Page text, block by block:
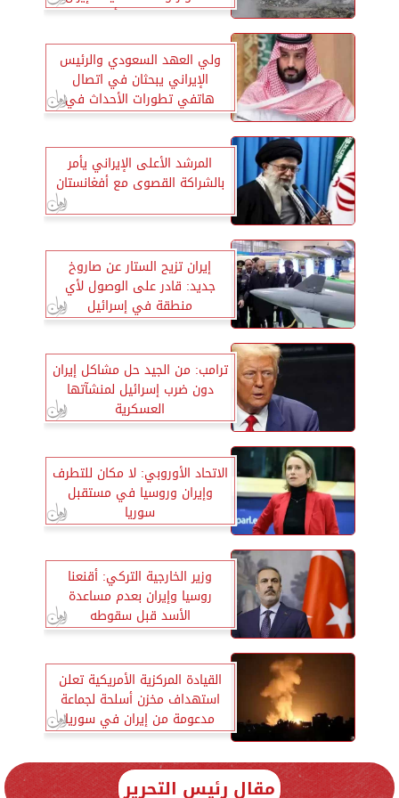
دعمت خطة 7 أكتوبر
ولي العهد السعودي والرئيس
الإيراني يبحثان في اتصال
هاتفي تطورات الأحداث في
المنطقة
المرشد الأعلى الإيراني يأمر
بالشراكة القصوى مع أفغانستان
إيران تزيح الستار عن صاروخ
جديد: قادر على الوصول لأي
منطقة في إسرائيل
ترامب: من الجيد حل مشاكل إيران
دون ضرب إسرائيل لمنشآتها
العسكرية
الاتحاد الأوروبي: لا مكان للتطرف
وإيران وروسيا في مستقبل
سوريا
وزير الخارجية التركي: أقنعنا
روسيا وإيران بعدم مساعدة
الأسد قبل سقوطه
القيادة المركزية الأمريكية تعلن
استهداف مخزن أسلحة لجماعة
مدعومة من إيران في سوريا
مقال رئيس التحرير